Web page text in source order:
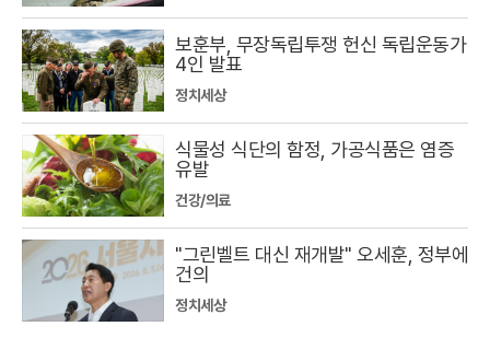
보훈부, 무장독립투쟁 헌신 독립운동가
4인 발표
정치세상
식물성 식단의 함정, 가공식품은 염증
유발
건강/의료
"그린벨트 대신 재개발" 오세훈, 정부에
건의
정치세상